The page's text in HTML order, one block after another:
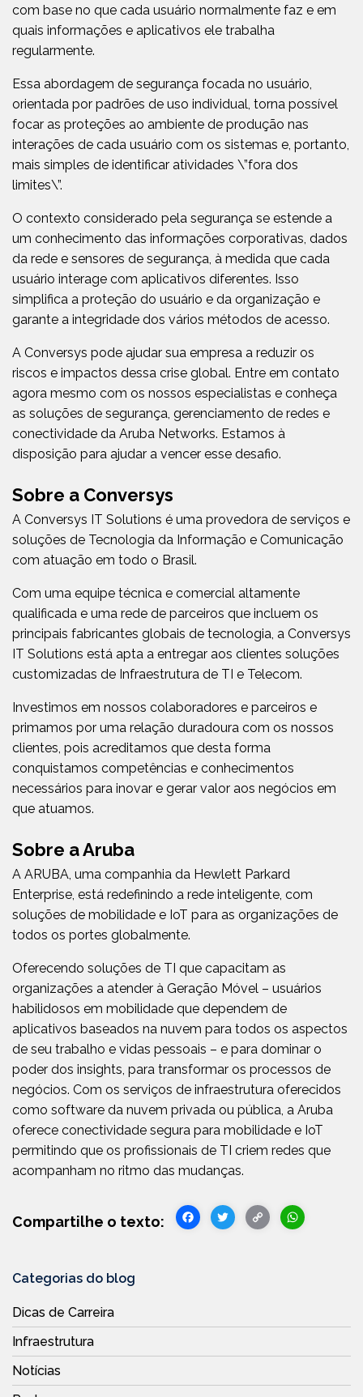
com base no que cada usuário normalmente faz e em
quais informações e aplicativos ele trabalha
regularmente.
Essa abordagem de segurança focada no usuário,
orientada por padrões de uso individual, torna possível
focar as proteções ao ambiente de produção nas
interações de cada usuário com os sistemas e, portanto,
mais simples de identificar atividades \”fora dos
limites\”.
O contexto considerado pela segurança se estende a
um conhecimento das informações corporativas, dados
da rede e sensores de segurança, à medida que cada
usuário interage com aplicativos diferentes. Isso
simplifica a proteção do usuário e da organização e
garante a integridade dos vários métodos de acesso.
A Conversys pode ajudar sua empresa a reduzir os
riscos e impactos dessa crise global. Entre em contato
agora mesmo com os nossos especialistas e conheça
as soluções de segurança, gerenciamento de redes e
conectividade da Aruba Networks. Estamos à
disposição para ajudar a vencer esse desafio.
Sobre a Conversys
A Conversys IT Solutions é uma provedora de serviços e
soluções de Tecnologia da Informação e Comunicação
com atuação em todo o Brasil.
Com uma equipe técnica e comercial altamente
qualificada e uma rede de parceiros que incluem os
principais fabricantes globais de tecnologia, a Conversys
IT Solutions está apta a entregar aos clientes soluções
customizadas de Infraestrutura de TI e Telecom.
Investimos em nossos colaboradores e parceiros e
primamos por uma relação duradoura com os nossos
clientes, pois acreditamos que desta forma
conquistamos competências e conhecimentos
necessários para inovar e gerar valor aos negócios em
que atuamos.
Sobre a Aruba
A ARUBA, uma companhia da Hewlett Parkard
Enterprise, está redefinindo a rede inteligente, com
soluções de mobilidade e IoT para as organizações de
todos os portes globalmente.
Oferecendo soluções de TI que capacitam as
organizações a atender à Geração Móvel – usuários
habilidosos em mobilidade que dependem de
aplicativos baseados na nuvem para todos os aspectos
de seu trabalho e vidas pessoais – e para dominar o
poder dos insights, para transformar os processos de
negócios. Com os serviços de infraestrutura oferecidos
como software da nuvem privada ou pública, a Aruba
oferece conectividade segura para mobilidade e IoT
permitindo que os profissionais de TI criem redes que
acompanham no ritmo das mudanças.
FacebookTwitterCopy
Categorias do blog
Dicas de Carreira
Infraestrutura
Notícias